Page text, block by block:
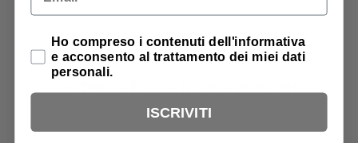
MADEIRA – Rayon – No. 40 – 9841-1001
Privacy Policy
Ho compreso i contenuti dell'informativa
e acconsento al trattamento dei miei dati
personali.
ISCRIVITI